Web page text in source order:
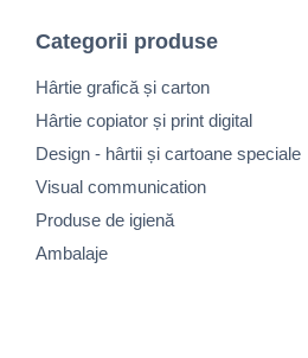
Categorii produse
Hârtie grafică și carton
Hârtie copiator și print digital
Design - hârtii și cartoane speciale
Visual communication
Produse de igienă
Ambalaje